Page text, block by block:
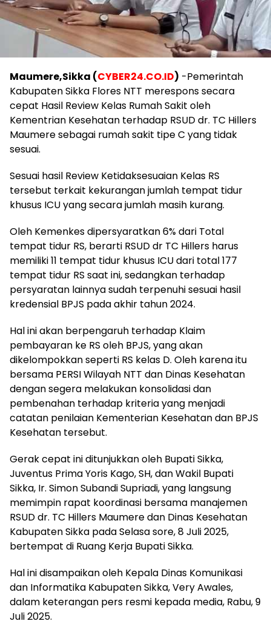
Maumere,Sikka (CYBER24.CO.ID) -Pemerintah
Kabupaten Sikka Flores NTT merespons secara
cepat Hasil Review Kelas Rumah Sakit oleh
Kementrian Kesehatan terhadap RSUD dr. TC Hillers
Maumere sebagai rumah sakit tipe C yang tidak
sesuai.
Sesuai hasil Review Ketidaksesuaian Kelas RS
tersebut terkait kekurangan jumlah tempat tidur
khusus ICU yang secara jumlah masih kurang.
Oleh Kemenkes dipersyaratkan 6% dari Total
tempat tidur RS, berarti RSUD dr TC Hillers harus
memiliki 11 tempat tidur khusus ICU dari total 177
tempat tidur RS saat ini, sedangkan terhadap
persyaratan lainnya sudah terpenuhi sesuai hasil
kredensial BPJS pada akhir tahun 2024.
Hal ini akan berpengaruh terhadap Klaim
pembayaran ke RS oleh BPJS, yang akan
dikelompokkan seperti RS kelas D. Oleh karena itu
bersama PERSI Wilayah NTT dan Dinas Kesehatan
dengan segera melakukan konsolidasi dan
pembenahan terhadap kriteria yang menjadi
catatan penilaian Kementerian Kesehatan dan BPJS
Kesehatan tersebut.
Gerak cepat ini ditunjukkan oleh Bupati Sikka,
Juventus Prima Yoris Kago, SH, dan Wakil Bupati
Sikka, Ir. Simon Subandi Supriadi, yang langsung
memimpin rapat koordinasi bersama manajemen
RSUD dr. TC Hillers Maumere dan Dinas Kesehatan
Kabupaten Sikka pada Selasa sore, 8 Juli 2025,
bertempat di Ruang Kerja Bupati Sikka.
Hal ini disampaikan oleh Kepala Dinas Komunikasi
dan Informatika Kabupaten Sikka, Very Awales,
dalam keterangan pers resmi kepada media, Rabu, 9
Juli 2025.